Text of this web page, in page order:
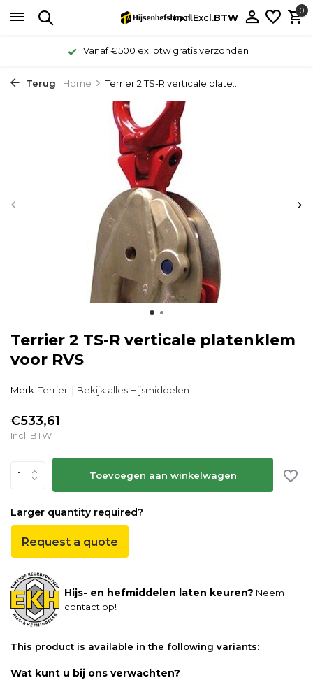
Incl.Excl.BTW
0
Vanaf €500 ex. btw gratis verzonden
Terug Home Terrier 2 TS-R verticale plate...
Terrier 2 TS-R verticale platenklem
voor RVS
Merk:Terrier Bekijk alles Hijsmiddelen
€533,61
Incl. BTW
Toevoegen aan winkelwagen
Larger quantity required?
Request a quote
Hijs- en hefmiddelen laten keuren? Neem
contact op!
This product is available in the following variants:
Wat kunt u bij ons verwachten?